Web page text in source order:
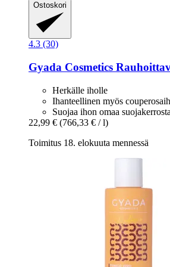
Ostoskori
4.3 (30)
Gyada Cosmetics
Herkälle iholle
Ihanteellinen myös
Suojaa ihon omaa suojakerrosta
22,99 € (766,33 € / l)
Toimitus 18. elokuuta mennessä